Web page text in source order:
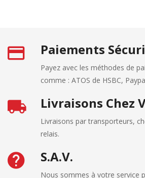
Paiements
Payez avec les méthodes de
comme : ATOS de HSBC,
Livraisons Chez
Livraisons par transporteurs,
relais.
S.A.V.
Nous sommes à votre service